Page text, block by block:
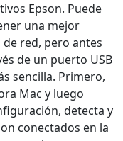
Epson. Puede
una mejor
red, pero antes
de un puerto USB
sencilla. Primero,
Mac y luego
detecta y
conectados en la